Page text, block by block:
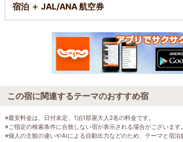
宿泊 ＋ JAL/ANA 航空券
この宿に関連するテーマのおすすめ宿
※最安料金は、日付未定、1泊1部屋大人2名の料金です。
※ご指定の検索条件に合致しない宿が表示される場合がございます。
※個人の主観の違いやAIによる自動出力などのため、テーマと宿